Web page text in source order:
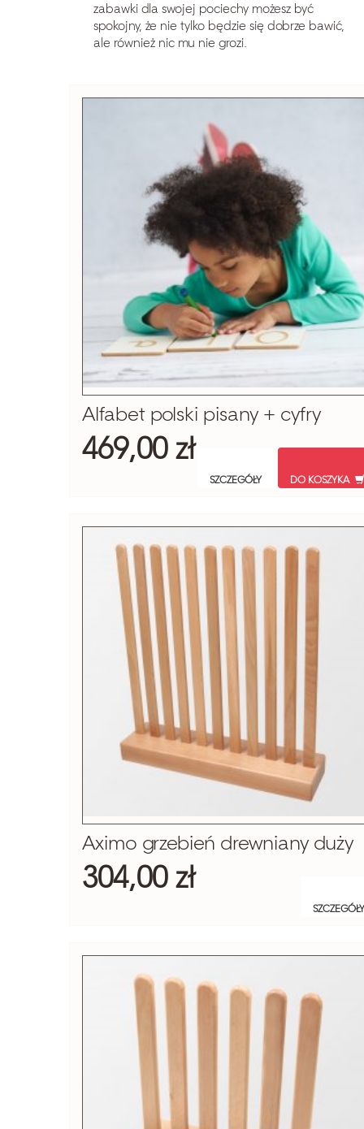
zabawki dla swojej pociechy możesz być
spokojny, że nie tylko będzie się dobrze bawić,
ale również nic mu nie grozi.
Alfabet polski pisany + cyfry
469,00 zł
SZCZEGÓŁY DO KOSZYKA
Aximo grzebień drewniany duży
304,00 zł
SZCZEGÓŁY